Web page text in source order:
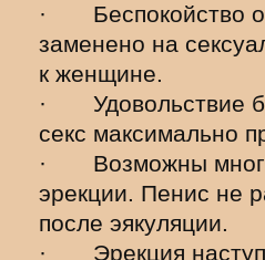
· Беспокойство о
заменено на
к женщине.
· Удовольствие
секс максимально
· Возможны
эрекции. Пенис не
после эякуляции.
· Эрекция